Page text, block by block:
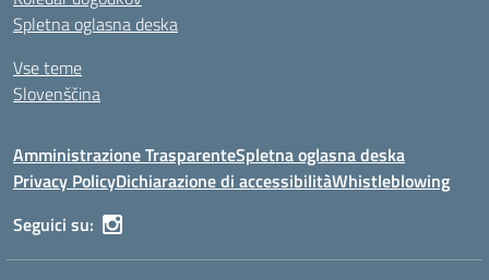
Spletna oglasna deska
Vse teme
Slovenščina
Amministrazione TrasparenteSpletna oglasna deska
Privacy PolicyDichiarazione di accessibilitàWhistleblowing
Seguici su: